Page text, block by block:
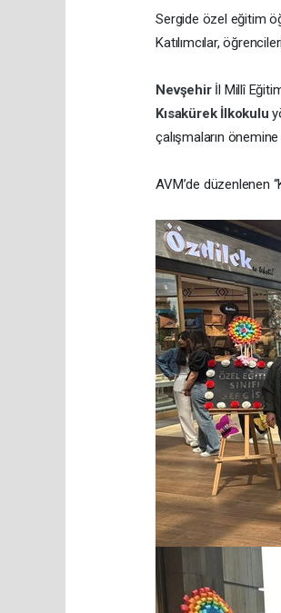
Sergide özel eğitim
Katılımcılar,
Nevşehir İl Millî
Kısakürek İlkokulu
çalışmaların
AVM’de düzenlenen